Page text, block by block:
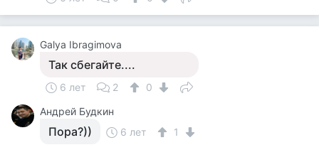
Galya Ibragimova
Так сбегайте....
6 лет 2
0
Андрей Будкин
Пора?)) 6 лет 1